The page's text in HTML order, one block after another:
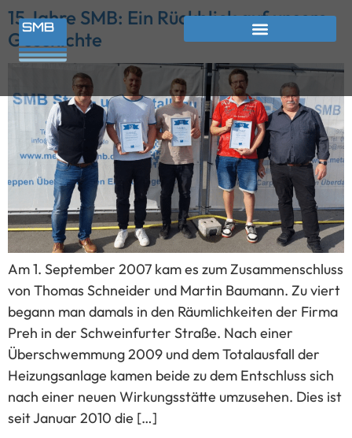
15 Jahre SMB: Ein Rückblick auf unsere
Geschichte
Am 1. September 2007 kam es zum Zusammenschluss
von Thomas Schneider und Martin Baumann. Zu viert
begann man damals in den Räumlichkeiten der Firma
Preh in der Schweinfurter Straße. Nach einer
Überschwemmung 2009 und dem Totalausfall der
Heizungsanlage kamen beide zu dem Entschluss sich
nach einer neuen Wirkungsstätte umzusehen. Dies ist
seit Januar 2010 die […]